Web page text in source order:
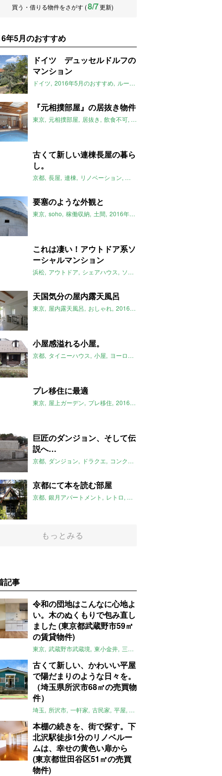
買う・借りる物件をさがす (8/7更新)
年5月のおすすめ
ドイツ デュッセルドルフの
マンション
ドイツ 2016年5月のおすすめ ルームマーケット
『元相撲部屋』の居抜き物件
東京 元相撲部屋 居抜き 飲食不可 2016年5月のおすすめ
古くて新しい連棟長屋の暮ら
し。
京都 長屋 連棟 リノベーション 子育て
要塞のような外観と
東京 soho 稼働収納 土間 2016年5月のおすすめ
これは凄い！アウトドア系ソ
ーシャルマンション
浜松 アウトドア シェアハウス ソーシャルアパートメント
天国気分の屋内露天風呂
東京 屋内露天風呂 おしゃれ 2016年5月のおすすめ
小屋感溢れる小屋。
京都 タイニーハウス 小屋 ヨーロピアン
プレ移住に最適
東京 屋上ガーデン プレ移住 2016年5月のおすすめ
巨匠のダンジョン、そして伝
説へ…
京都 ダンジョン ドラクエ コンクリートブロック造
京都にて本を読む部屋
京都 銀月アパートメント レトロ リノベ
もっとみる
記事
令和の団地はこんなに心地よ
い。木のぬくもりで包み直し
ました (東京都武蔵野市59㎡
の賃貸物件)
東京 武蔵野市武蔵境 東小金井 三鷹
古くて新しい、かわいい平屋
で陽だまりのような日々を。
（埼玉県所沢市68㎡の売買物
件）
埼玉 所沢市 一軒家 古民家 平屋 庭
本棚の続きを、街で探す。下
北沢駅徒歩1分のリノベルー
ムは、幸せの黄色い扉から
(東京都世田谷区51㎡の売買
物件)